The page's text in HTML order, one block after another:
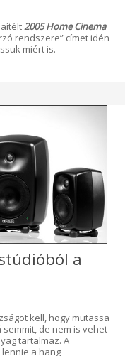
2005 Home Cinema
rendszere” címet idén
miért is.
a
kell, hogy mutassa
de nem is vehet
tartalmaz. A
a hang